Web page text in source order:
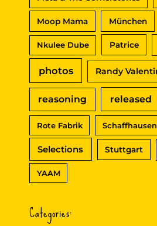
Moop Mama München
Nkulee Dube Patrice
photos Randy
reasoning released
Rote Fabrik Schaffhausen
Selections Stuttgart
YAAM
Categories: